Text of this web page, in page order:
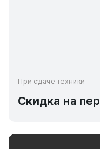
При сдаче техники
Скидка на